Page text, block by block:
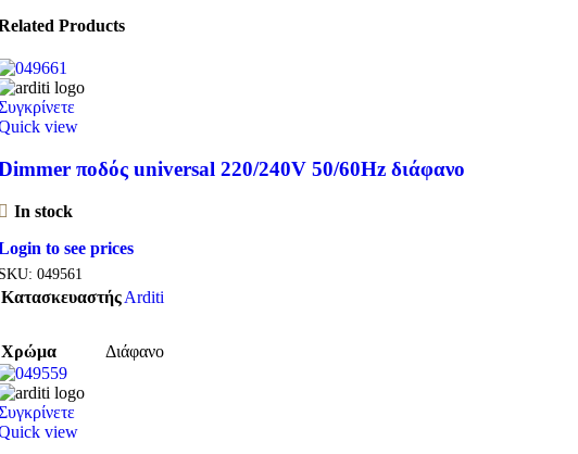
Products
view
ποδός universal 220/240V 50/60Hz διάφανο
In stock
to see prices
049561
ΚατασκευαστήςArditi
Χρώμα Διάφανο
view